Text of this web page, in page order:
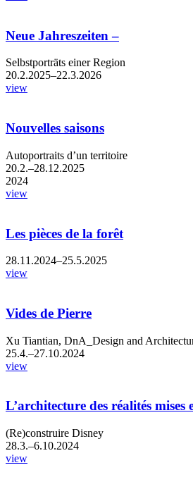
Neue Jahreszeiten –
Selbstporträts einer Region
20.2.2025–22.3.2026
view
Nouvelles saisons
Autoportraits d’un territoire
20.2.–28.12.2025
2024
view
Les pièces de la forêt
28.11.2024–25.5.2025
view
Vides de Pierre
Xu Tiantian, DnA_Design and
25.4.–27.10.2024
view
L’architecture des réalités mises
(Re)construire Disney
28.3.–6.10.2024
view